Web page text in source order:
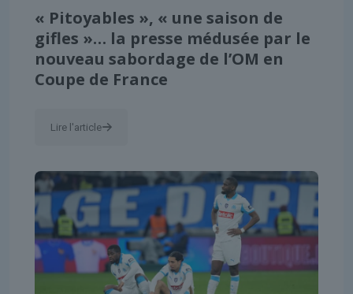
« Pitoyables », « une saison de
gifles »… la presse médusée par le
nouveau sabordage de l’OM en
Coupe de France
Lire l'article